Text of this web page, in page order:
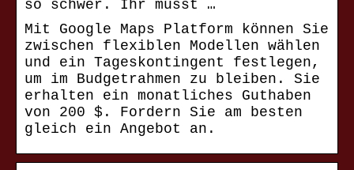
so schwer. Ihr müsst …
Mit Google Maps Platform können Sie
zwischen flexiblen Modellen wählen
und ein Tageskontingent festlegen,
um im Budgetrahmen zu bleiben. Sie
erhalten ein monatliches Guthaben
von 200 $. Fordern Sie am besten
gleich ein Angebot an.